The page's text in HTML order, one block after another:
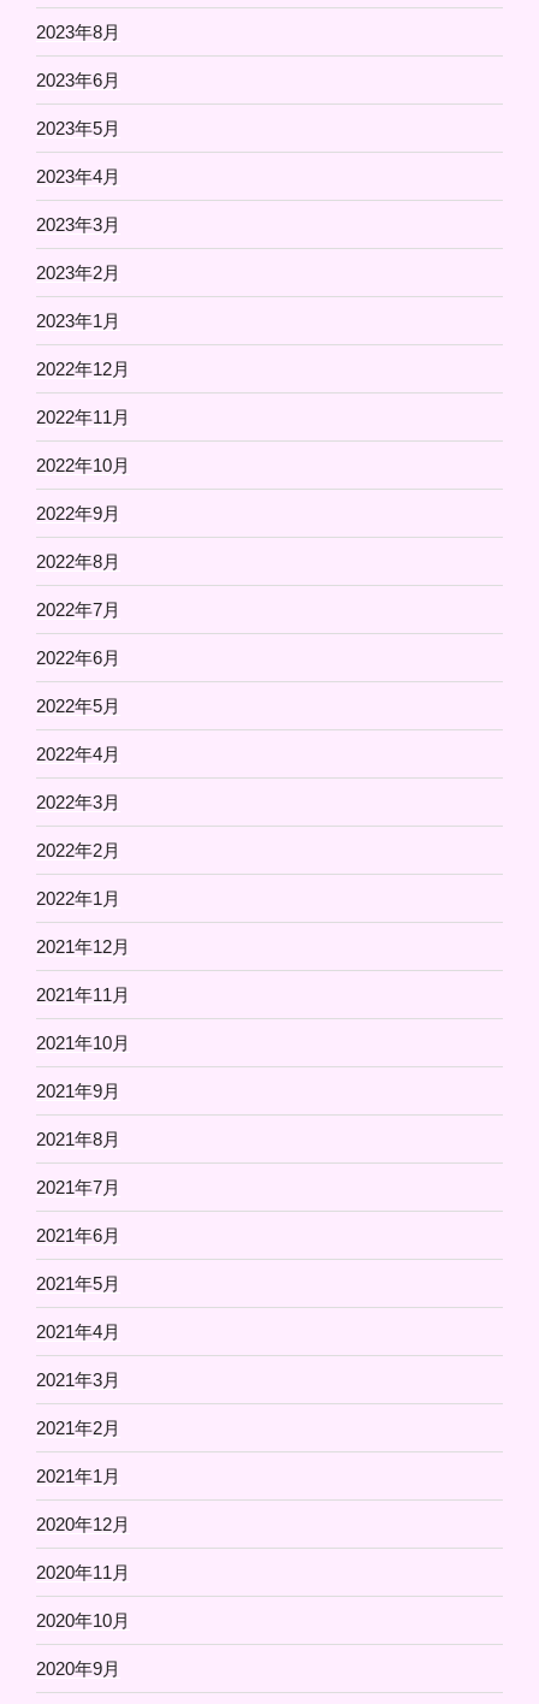
2023年8月
2023年6月
2023年5月
2023年4月
2023年3月
2023年2月
2023年1月
2022年12月
2022年11月
2022年10月
2022年9月
2022年8月
2022年7月
2022年6月
2022年5月
2022年4月
2022年3月
2022年2月
2022年1月
2021年12月
2021年11月
2021年10月
2021年9月
2021年8月
2021年7月
2021年6月
2021年5月
2021年4月
2021年3月
2021年2月
2021年1月
2020年12月
2020年11月
2020年10月
2020年9月